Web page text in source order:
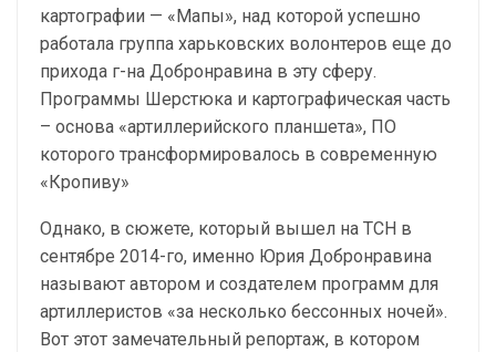
картографии — «Мапы», над которой успешно
работала группа харьковских волонтеров еще до
прихода г-на Добронравина в эту сферу.
Программы Шерстюка и картографическая часть
– основа «артиллерийского планшета», ПО
которого трансформировалось в современную
«Кропиву»
Однако, в сюжете, который вышел на ТСН в
сентябре 2014-го, именно Юрия Добронравина
называют автором и создателем программ для
артиллеристов «за несколько бессонных ночей».
Вот этот замечательный репортаж, в котором